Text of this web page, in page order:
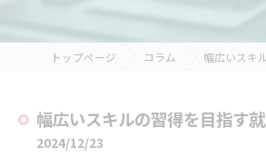
トップページ コラム 幅広いスキ
幅広いスキルの習得を目指す
2024/12/23